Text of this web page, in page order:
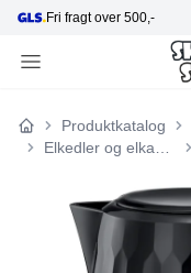
Hjælp i kundecenter
Forside
Produktkatalog